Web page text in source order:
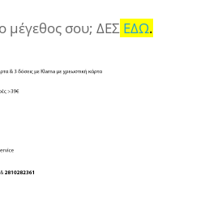
μέγεθος σου; ΔΕΣ ΕΔΩ.